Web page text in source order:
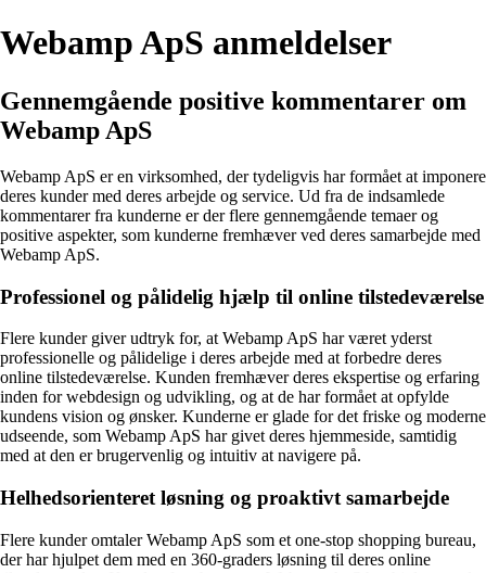
Webamp ApS anmeldelser
Gennemgående positive kommentarer om
Webamp ApS
Webamp ApS er en virksomhed, der tydeligvis har formået at imponere
deres kunder med deres arbejde og service. Ud fra de indsamlede
kommentarer fra kunderne er der flere gennemgående temaer og
positive aspekter, som kunderne fremhæver ved deres samarbejde med
Webamp ApS.
Professionel og pålidelig hjælp til online tilstedeværelse
Flere kunder giver udtryk for, at Webamp ApS har været yderst
professionelle og pålidelige i deres arbejde med at forbedre deres
online tilstedeværelse. Kunden fremhæver deres ekspertise og erfaring
inden for webdesign og udvikling, og at de har formået at opfylde
kundens vision og ønsker. Kunderne er glade for det friske og moderne
udseende, som Webamp ApS har givet deres hjemmeside, samtidig
med at den er brugervenlig og intuitiv at navigere på.
Helhedsorienteret løsning og proaktivt samarbejde
Flere kunder omtaler Webamp ApS som et one-stop shopping bureau,
der har hjulpet dem med en 360-graders løsning til deres online